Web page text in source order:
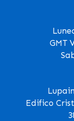
GMT
Edifico